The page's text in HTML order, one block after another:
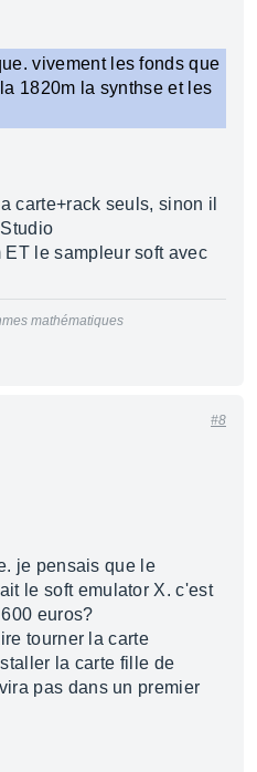
vivement les fonds que
1820m la synthse et les
carte+rack seuls, sinon il
le sampleur soft avec
mathématiques
#8
je pensais que le
le soft emulator X. c'est
euros?
tourner la carte
la carte fille de
pas dans un premier